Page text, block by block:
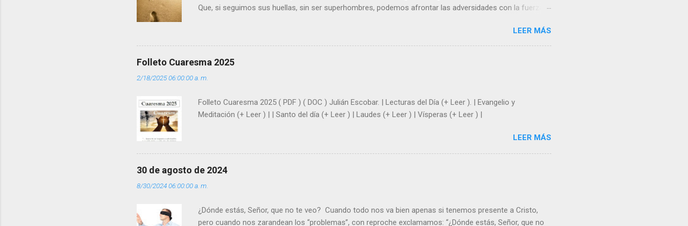
Que, si seguimos sus huellas, sin ser superhombres, podemos afrontar las adversidades con la fuerza y
que los demás se sientan acompañados y protegidos por nosotros. “ Señor, soy un árbol sin frutos,
pero tú me das la savia para que al menos mis ramas y hojas den sombra en los días del sol abrasador
”. - ¿Te sientes super hombre? - ¿Superas tu fragilidad con la gracia de Dios? Julián Escobar. | Lecturas
(+ Leer ) |
LEER MÁS
Folleto Cuaresma 2025
2/18/2025 06:00:00 a. m.
Folleto Cuaresma 2025 ( PDF ) ( DOC ) Julián Escobar. | Lecturas del Día (+ Leer ). | Evangelio y
Meditación (+ Leer ) | | Santo del día (+ Leer ) | Laudes (+ Leer ) | Vísperas (+ Leer ) |
LEER MÁS
30 de agosto de 2024
8/30/2024 06:00:00 a. m.
¿Dónde estás, Señor, que no te veo? Cuando todo nos va bien apenas si tenemos presente a Cristo,
pero cuando nos zarandean los “problemas”, con reproche exclamamos: “¿Dónde estás, Señor, que no